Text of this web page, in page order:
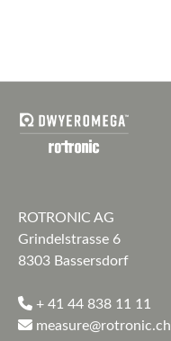
ROTRONIC AG
Grindelstrasse 6
8303 Bassersdorf
+ 41 44 838 11 11
measure@rotronic.ch